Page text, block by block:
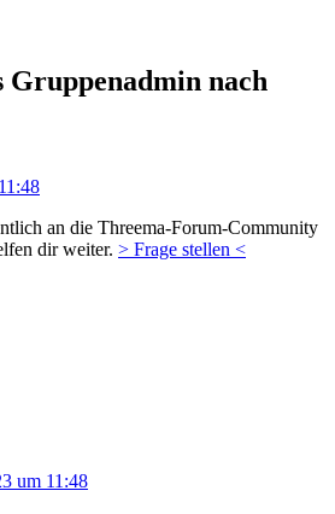
nach
an die Threema-Forum-Community
dir weiter. > Frage stellen <
um 11:48